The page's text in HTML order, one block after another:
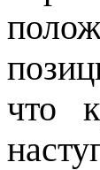
что